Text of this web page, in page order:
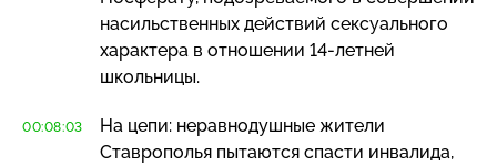
насильственных действий сексуального
характера в отношении 14-летней
школьницы.
00:08:03
На цепи: неравнодушные жители
Ставрополья пытаются спасти инвалида,